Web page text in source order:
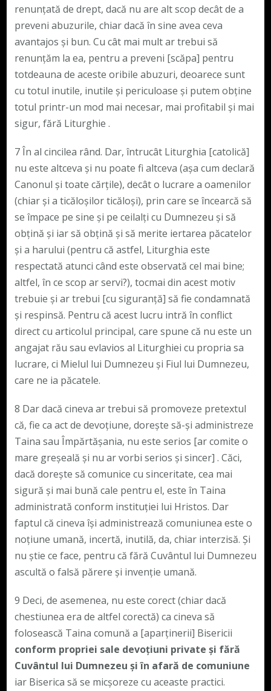
renunțată de drept, dacă nu are alt scop decât de a
preveni abuzurile, chiar dacă în sine avea ceva
avantajos și bun. Cu cât mai mult ar trebui să
renunțăm la ea, pentru a preveni [scăpa] pentru
totdeauna de aceste oribile abuzuri, deoarece sunt
cu totul inutile, inutile și periculoase și putem obține
totul printr-un mod mai necesar, mai profitabil și mai
sigur, fără Liturghie .
7 În al cincilea rând. Dar, întrucât Liturghia [catolică]
nu este altceva și nu poate fi altceva (așa cum declară
Canonul și toate cărțile), decât o lucrare a oamenilor
(chiar și a ticăloșilor ticăloși), prin care se încearcă să
se împace pe sine și pe ceilalți cu Dumnezeu și să
obțină și iar să obțină și să merite iertarea păcatelor
și a harului (pentru că astfel, Liturghia este
respectată atunci când este observată cel mai bine;
altfel, în ce scop ar servi?), tocmai din acest motiv
trebuie și ar trebui [cu siguranță] să fie condamnată
și respinsă. Pentru că acest lucru intră în conflict
direct cu articolul principal, care spune că nu este un
angajat rău sau evlavios al Liturghiei cu propria sa
lucrare, ci Mielul lui Dumnezeu și Fiul lui Dumnezeu,
care ne ia păcatele.
8 Dar dacă cineva ar trebui să promoveze pretextul
că, fie ca act de devoțiune, dorește să-și administreze
Taina sau Împărtășania, nu este serios [ar comite o
mare greșeală și nu ar vorbi serios și sincer] . Căci,
dacă dorește să comunice cu sinceritate, cea mai
sigură și mai bună cale pentru el, este în Taina
administrată conform instituției lui Hristos. Dar
faptul că cineva își administrează comuniunea este o
noțiune umană, incertă, inutilă, da, chiar interzisă. Și
nu știe ce face, pentru că fără Cuvântul lui Dumnezeu
ascultă o falsă părere și invenție umană.
9 Deci, de asemenea, nu este corect (chiar dacă
chestiunea era de altfel corectă) ca cineva să
folosească Taina comună a [aparținerii] Bisericii
conform propriei sale devoțiuni private și fără
Cuvântul lui Dumnezeu și în afară de comuniune
iar Biserica să se micșoreze cu aceaste practici.